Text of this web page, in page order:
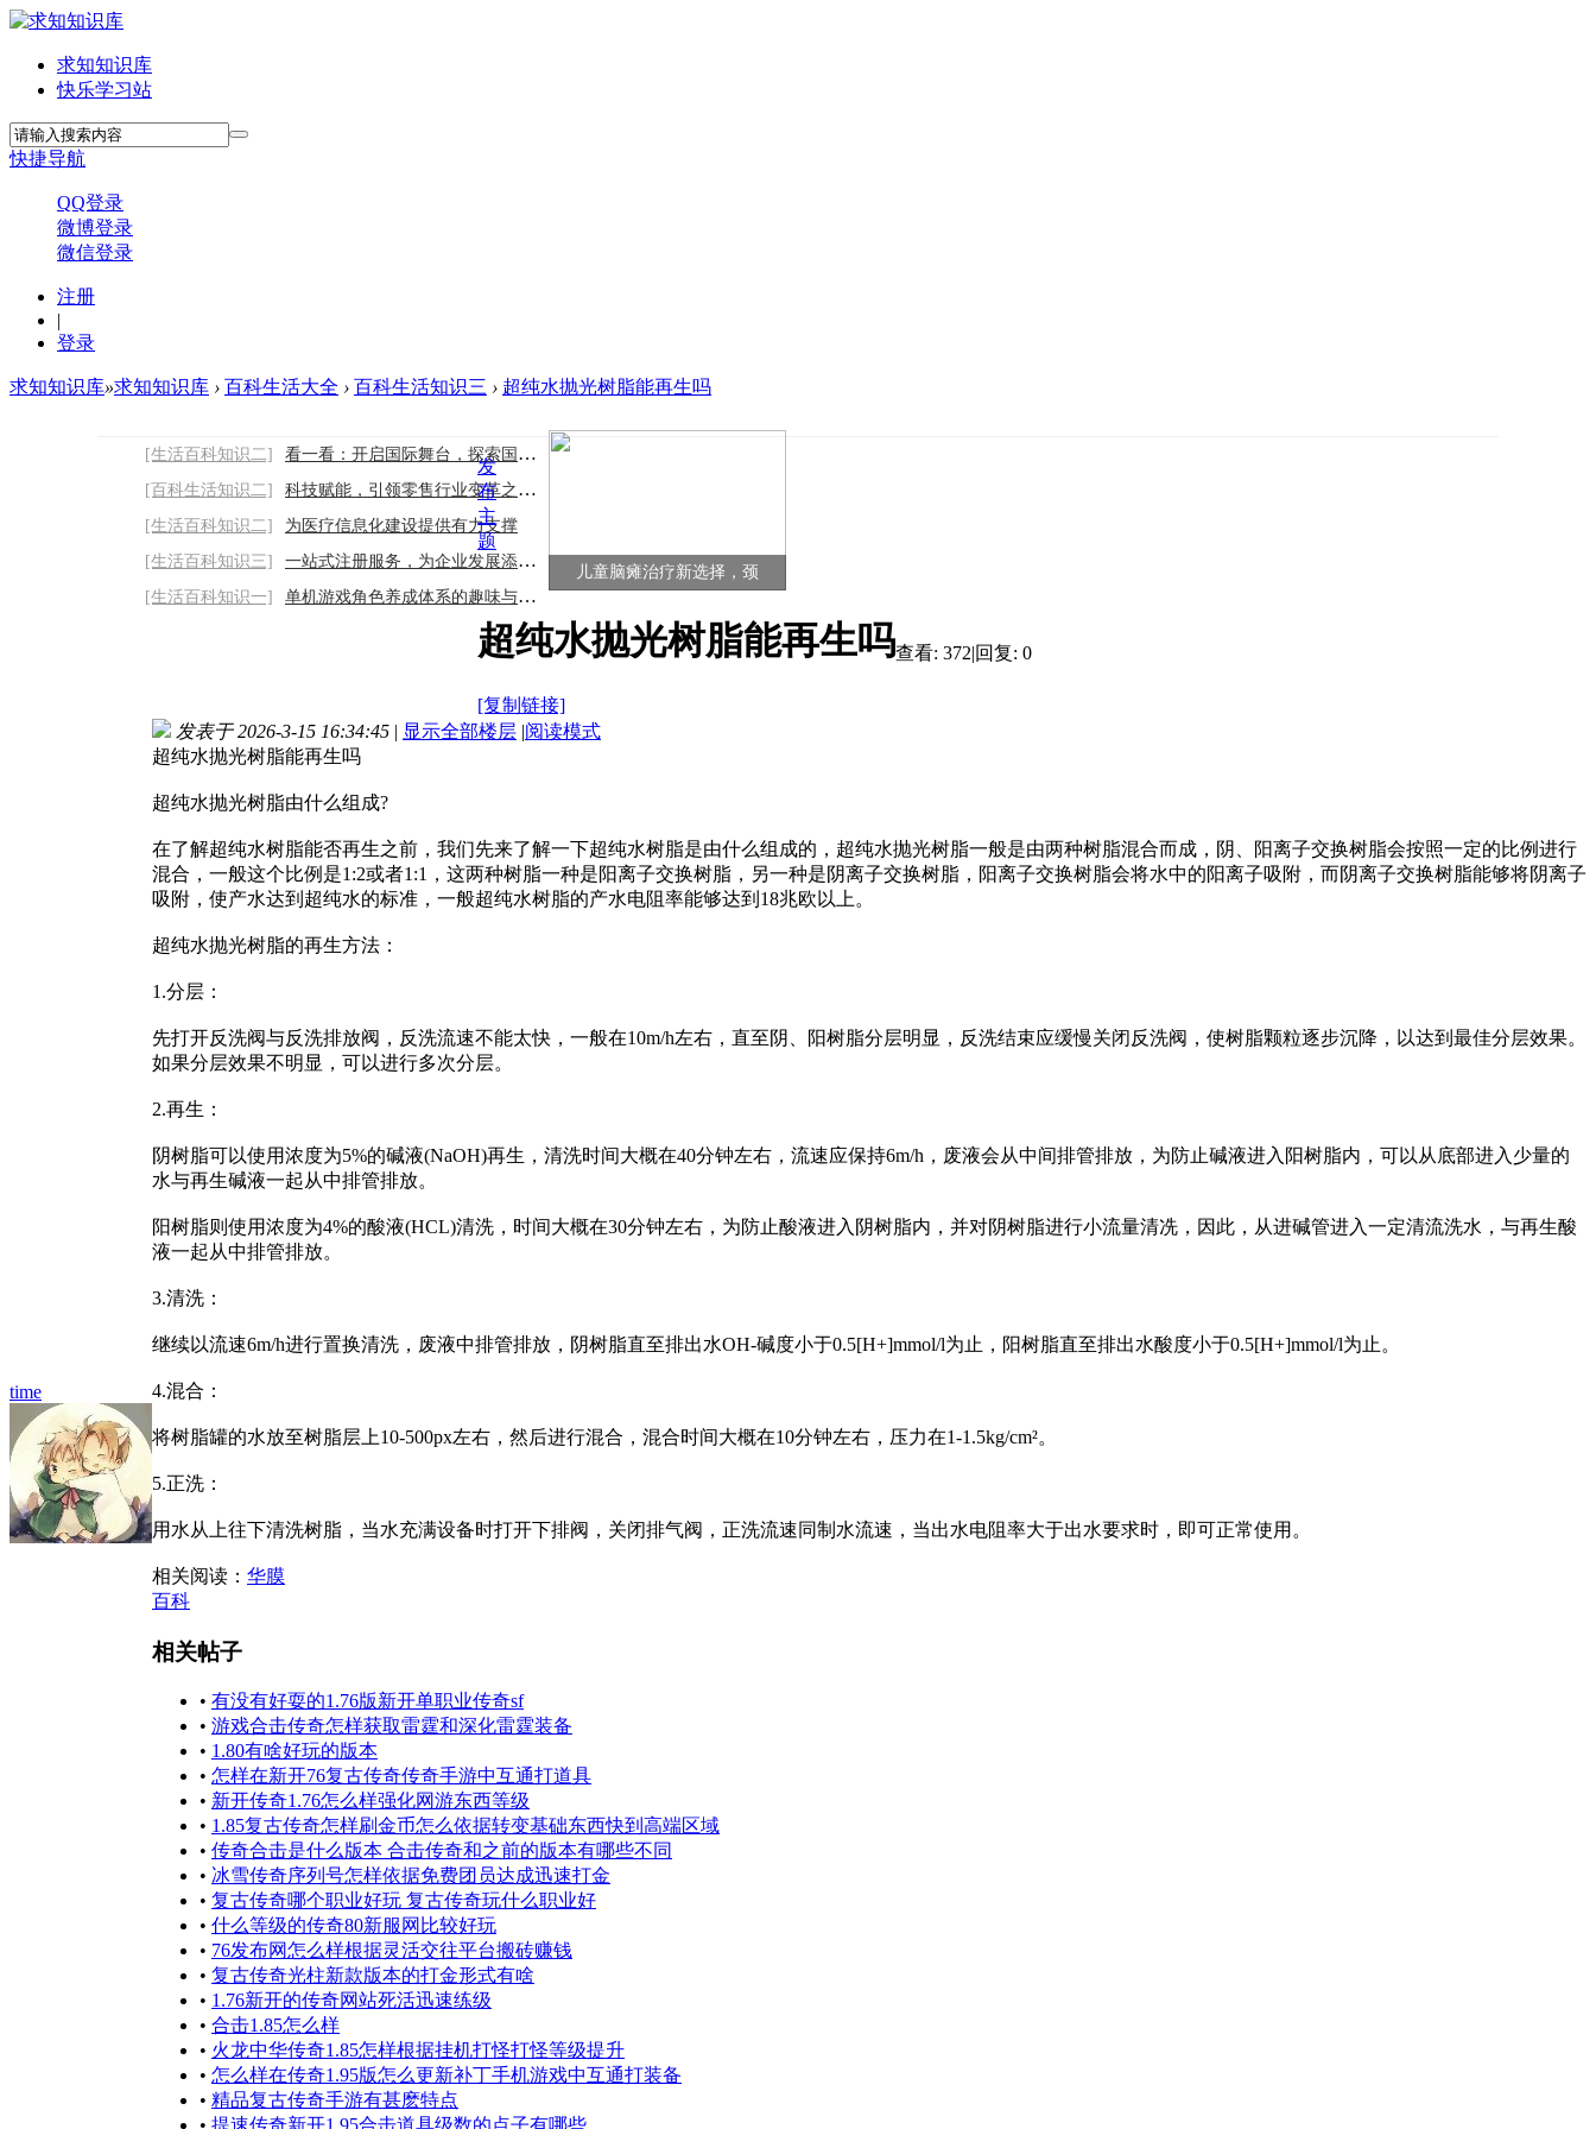
求知知识库
快乐学习站
快捷导航
QQ登录
微博登录
微信登录
注册
|
登录
求知知识库»求知知识库 › 百科生活大全 › 百科生活知识三 › 超纯水抛光树脂能再生吗
[生活百科知识二]
看一看：开启国际舞台，探索国外网站建设的
[百科生活知识二]
科技赋能，引领零售行业变革之路2026/8/6
[生活百科知识二]
为医疗信息化建设提供有力支撑
[生活百科知识三]
一站式注册服务，为企业发展添动力2026/8/6
[生活百科知识一]
单机游戏角色养成体系的趣味与策略性
儿童脑瘫治疗新选择，颈
发
布
主
题
超纯水抛光树脂能再生吗
[复制链接]
查看: 372|回复: 0
time
发表于 2026-3-15 16:34:45 | 显示全部楼层 |阅读模式
超纯水抛光树脂能再生吗
超纯水抛光树脂由什么组成?
在了解超纯水树脂能否再生之前，我们先来了解一下超纯水树脂是由什么组成的，超纯水抛光树脂一般是由两种树脂混合而成，阴、阳离子交换树脂会按照一定的比例进行
混合，一般这个比例是1:2或者1:1，这两种树脂一种是阳离子交换树脂，另一种是阴离子交换树脂，阳离子交换树脂会将水中的阳离子吸附，而阴离子交换树脂能够将阴离子
吸附，使产水达到超纯水的标准，一般超纯水树脂的产水电阻率能够达到18兆欧以上。
超纯水抛光树脂的再生方法：
1.分层：
先打开反洗阀与反洗排放阀，反洗流速不能太快，一般在10m/h左右，直至阴、阳树脂分层明显，反洗结束应缓慢关闭反洗阀，使树脂颗粒逐步沉降，以达到最佳分层效果。
如果分层效果不明显，可以进行多次分层。
2.再生：
阴树脂可以使用浓度为5%的碱液(NaOH)再生，清洗时间大概在40分钟左右，流速应保持6m/h，废液会从中间排管排放，为防止碱液进入阳树脂内，可以从底部进入少量的
水与再生碱液一起从中排管排放。
阳树脂则使用浓度为4%的酸液(HCL)清洗，时间大概在30分钟左右，为防止酸液进入阴树脂内，并对阴树脂进行小流量清冼，因此，从进碱管进入一定清流洗水，与再生酸
液一起从中排管排放。
3.清洗：
继续以流速6m/h进行置换清洗，废液中排管排放，阴树脂直至排出水OH-碱度小于0.5[H+]mmol/l为止，阳树脂直至排出水酸度小于0.5[H+]mmol/l为止。
4.混合：
将树脂罐的水放至树脂层上10-500px左右，然后进行混合，混合时间大概在10分钟左右，压力在1-1.5kg/cm²。
5.正洗：
用水从上往下清洗树脂，当水充满设备时打开下排阀，关闭排气阀，正洗流速同制水流速，当出水电阻率大于出水要求时，即可正常使用。
相关阅读： 华膜
百科
相关帖子
• 有没有好耍的1.76版新开单职业传奇sf
• 游戏合击传奇怎样获取雷霆和深化雷霆装备
• 1.80有啥好玩的版本
• 怎样在新开76复古传奇传奇手游中互通打道具
• 新开传奇1.76怎么样强化网游东西等级
• 1.85复古传奇怎样刷金币怎么依据转变基础东西快到高端区域
• 传奇合击是什么版本 合击传奇和之前的版本有哪些不同
• 冰雪传奇序列号怎样依据免费团员达成迅速打金
• 复古传奇哪个职业好玩 复古传奇玩什么职业好
• 什么等级的传奇80新服网比较好玩
• 76发布网怎么样根据灵活交往平台搬砖赚钱
• 复古传奇光柱新款版本的打金形式有啥
• 1.76新开的传奇网站死活迅速练级
• 合击1.85怎么样
• 火龙中华传奇1.85怎样根据挂机打怪打怪等级提升
• 怎么样在传奇1.95版怎么更新补丁手机游戏中互通打装备
• 精品复古传奇手游有甚麽特点